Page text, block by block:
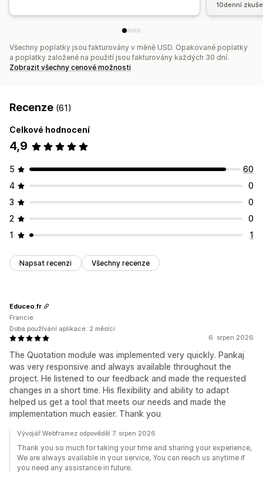
10denní
Všechny poplatky jsou fakturovány v měně USD. Opakované poplatky
a poplatky založené na použití jsou fakturovány každých 30 dní.
Zobrazit všechny cenové možnosti
Recenze (61)
Celkové hodnocení
4,9
5
60
4
0
3
0
2
0
1
1
Napsat recenzi Všechny recenze
6. srpen 2026
The Quotation module was implemented very quickly. Pankaj
was very responsive and always available throughout the
project. He listened to our feedback and made the requested
changes in a short time. His flexibility and ability to adapt
helped us get a tool that meets our needs and made the
implementation much easier. Thank you
Educeo.fr
Francie
Doba používání aplikace: 2 měsíci
Vývojář Webframez odpověděl 7. srpen 2026
Thank you so much for taking your time and sharing your experience,
We are always available in your service, You can reach us anytime if
you need any assistance in future.